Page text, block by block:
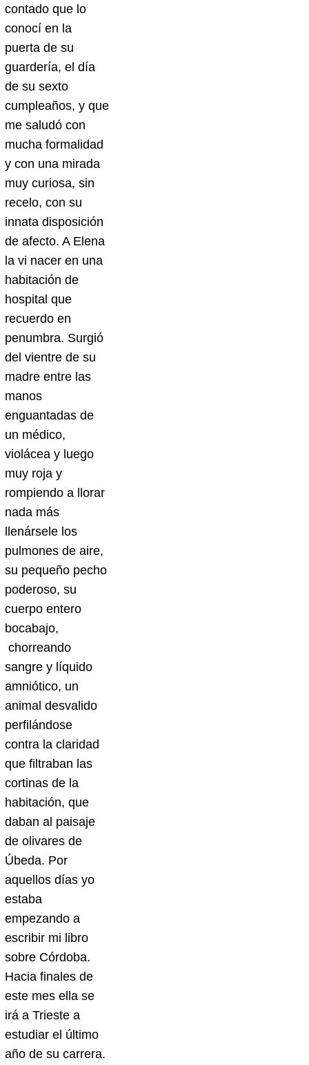
contado que lo
conocí en la
puerta de su
guardería, el día
de su sexto
cumpleaños, y que
me saludó con
mucha formalidad
y con una mirada
muy curiosa, sin
recelo, con su
innata disposición
de afecto. A Elena
la vi nacer en una
habitación de
hospital que
recuerdo en
penumbra. Surgió
del vientre de su
madre entre las
manos
enguantadas de
un médico,
violácea y luego
muy roja y
rompiendo a llorar
nada más
llenársele los
pulmones de aire,
su pequeño pecho
poderoso, su
cuerpo entero
bocabajo,
chorreando
sangre y líquido
amniótico, un
animal desvalido
perfilándose
contra la claridad
que filtraban las
cortinas de la
habitación, que
daban al paisaje
de olivares de
Úbeda. Por
aquellos días yo
estaba
empezando a
escribir mi libro
sobre Córdoba.
Hacia finales de
este mes ella se
irá a Trieste a
estudiar el último
año de su carrera.